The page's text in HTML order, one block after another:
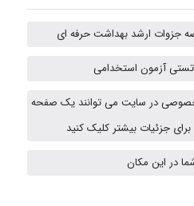
Chehri
Jafar Tym
آزمون استخدامی
در سایت می توانند یک صفحه
جزئیات بیشتر کلیک کنید
در این مکان